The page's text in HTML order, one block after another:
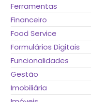
Ferramentas
Financeiro
Food Service
Formulários Digitais
Funcionalidades
Gestão
Imobiliária